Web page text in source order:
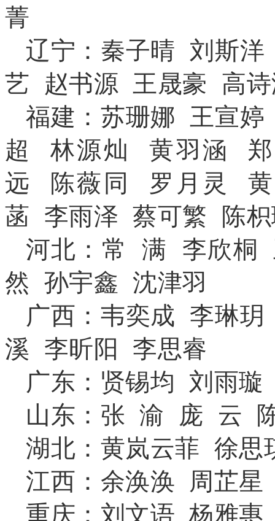
菁
辽宁：秦子晴 刘斯
艺 赵书源王晟豪 高
福建：苏珊娜 王宣
超 林源灿 黄羽涵
远
陈薇同 罗月灵
菡 李雨泽 蔡可繁
陈
河北：常 满 李欣桐
然 孙宇鑫沈津羽
广西：韦奕成 李琳
溪 李昕阳 李思睿
广东：贤锡均 刘雨
山东：张 渝 庞 云
湖北：黄岚云菲 徐思
江西：余涣涣 周芷
重庆：刘文语 杨雅惠